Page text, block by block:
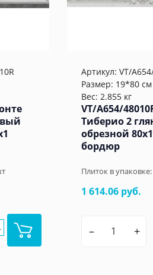
Артикул: VT/
Размер: 19*80 см
Вес: 2.855 кг
VT/A654/
Тиберио 2
обрезной
бордюр
Плиток в упаковке:
1 614.06 руб.
– +